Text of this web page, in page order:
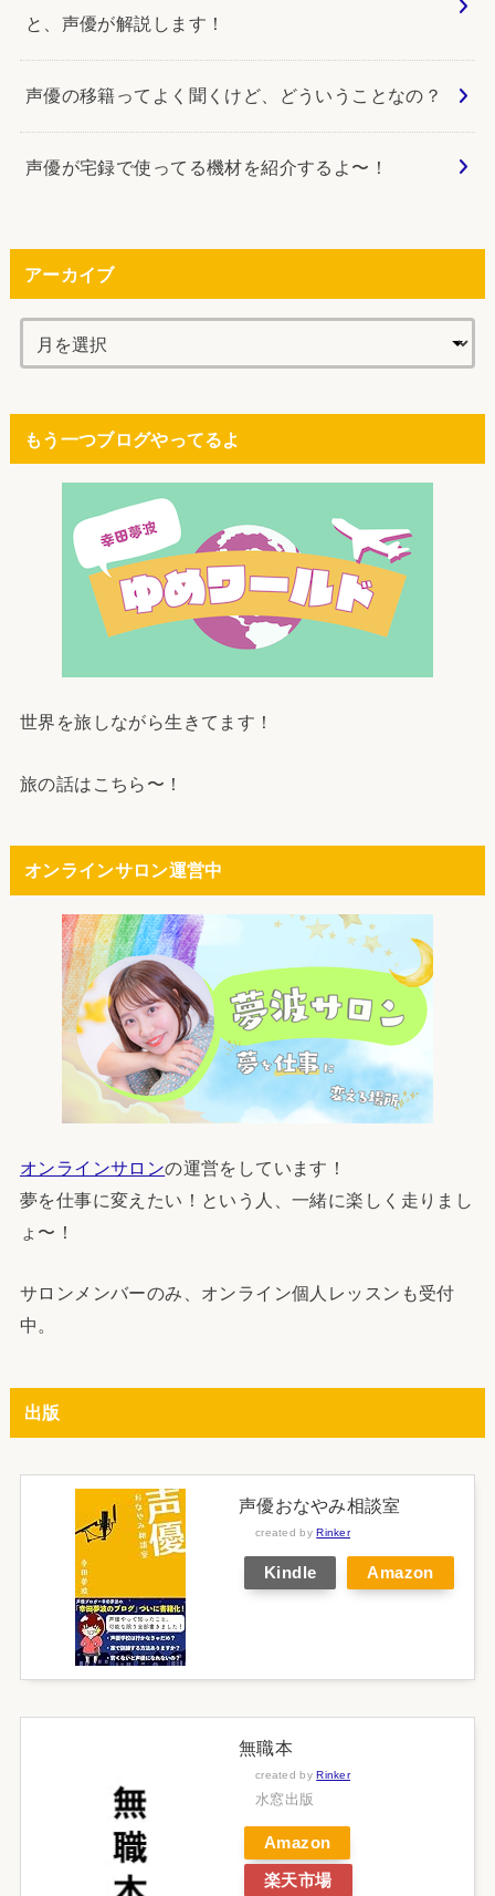
と、声優が解説します！
声優の移籍ってよく聞くけど、どういうことなの？
声優が宅録で使ってる機材を紹介するよ〜！
アーカイブ
もう一つブログやってるよ
世界を旅しながら生きてます！
旅の話はこちら〜！
オンラインサロン運営中
オンラインサロンの運営をしています！
夢を仕事に変えたい！という人、一緒に楽しく走りまし
ょ〜！
サロンメンバーのみ、オンライン個人レッスンも受付
中。
出版
声優おなやみ相談室
created byRinker
Kindle Amazon
無職本
created byRinker
水窓出版
Amazon
楽天市場